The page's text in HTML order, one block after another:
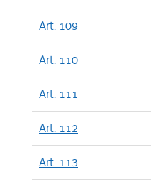
Art. 109
Art. 110
Art. 111
Art. 112
Art. 113